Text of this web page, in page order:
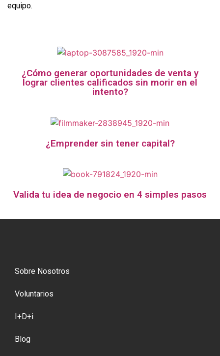
equipo.
¿Cómo generar oportunidades de venta y
lograr clientes calificados sin morir en el
intento?
¿Emprender sin tener capital?
Valida tu idea de negocio en 4 simples pasos
Sobre Nosotros
Voluntarios
I+D+i
Blog